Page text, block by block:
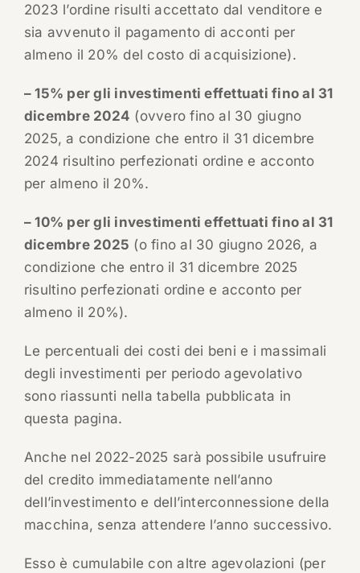
2023 l’ordine risulti accettato dal venditore e
sia avvenuto il pagamento di acconti per
almeno il 20% del costo di acquisizione).
– 15% per gli investimenti effettuati fino al 31
dicembre 2024 (ovvero fino al 30 giugno
2025, a condizione che entro il 31 dicembre
2024 risultino perfezionati ordine e acconto
per almeno il 20%.
– 10% per gli investimenti effettuati fino al 31
dicembre 2025 (o fino al 30 giugno 2026, a
condizione che entro il 31 dicembre 2025
risultino perfezionati ordine e acconto per
almeno il 20%).
Le percentuali dei costi dei beni e i massimali
degli investimenti per periodo agevolativo
sono riassunti nella tabella pubblicata in
questa pagina.
Anche nel 2022-2025 sarà possibile usufruire
del credito immediatamente nell’anno
dell’investimento e dell’interconnessione della
macchina, senza attendere l’anno successivo.
Esso è cumulabile con altre agevolazioni (per